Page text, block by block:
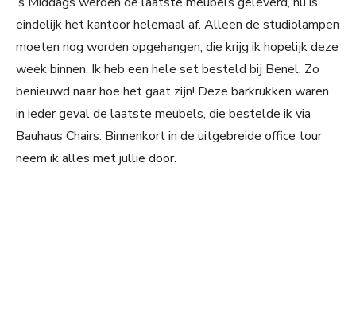
eindelijk het kantoor helemaal af. Alleen de studiolampen
moeten nog worden opgehangen, die krijg ik hopelijk deze
week binnen. Ik heb een hele set besteld bij Benel. Zo
benieuwd naar hoe het gaat zijn! Deze barkrukken waren
in ieder geval de laatste meubels, die bestelde ik via
Bauhaus Chairs. Binnenkort in de uitgebreide office tour
neem ik alles met jullie door.